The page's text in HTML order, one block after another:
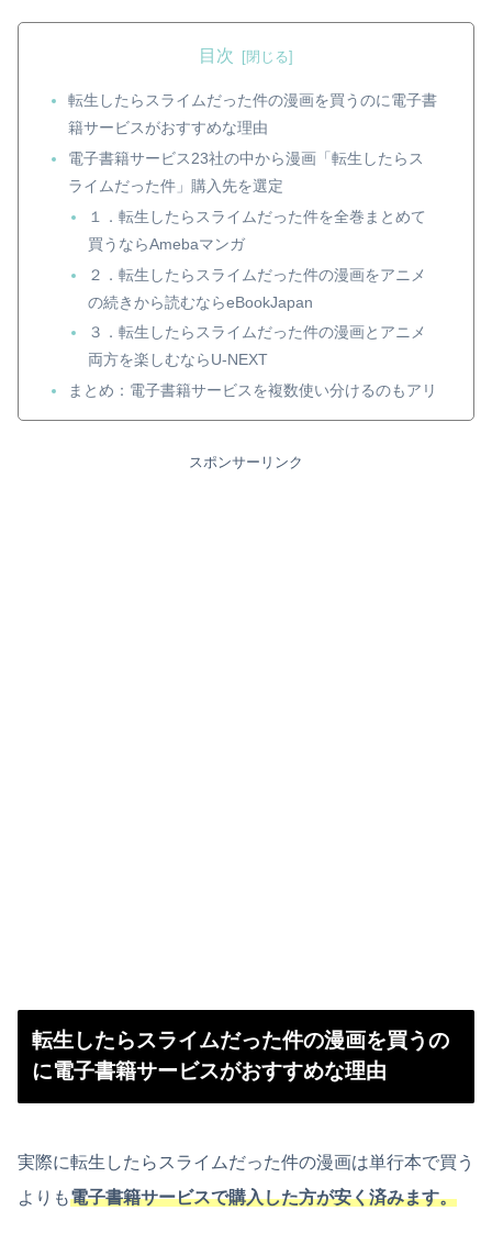
目次
転生したらスライムだった件の漫画を買うのに電子書
籍サービスがおすすめな理由
電子書籍サービス23社の中から漫画「転生したらス
ライムだった件」購入先を選定
１．転生したらスライムだった件を全巻まとめて
買うならAmebaマンガ
２．転生したらスライムだった件の漫画をアニメ
の続きから読むならeBookJapan
３．転生したらスライムだった件の漫画とアニメ
両方を楽しむならU-NEXT
まとめ：電子書籍サービスを複数使い分けるのもアリ
スポンサーリンク
転生したらスライムだった件の漫画を買うの
に電子書籍サービスがおすすめな理由
実際に転生したらスライムだった件の漫画は単行本で買う
よりも電子書籍サービスで購入した方が安く済みます。